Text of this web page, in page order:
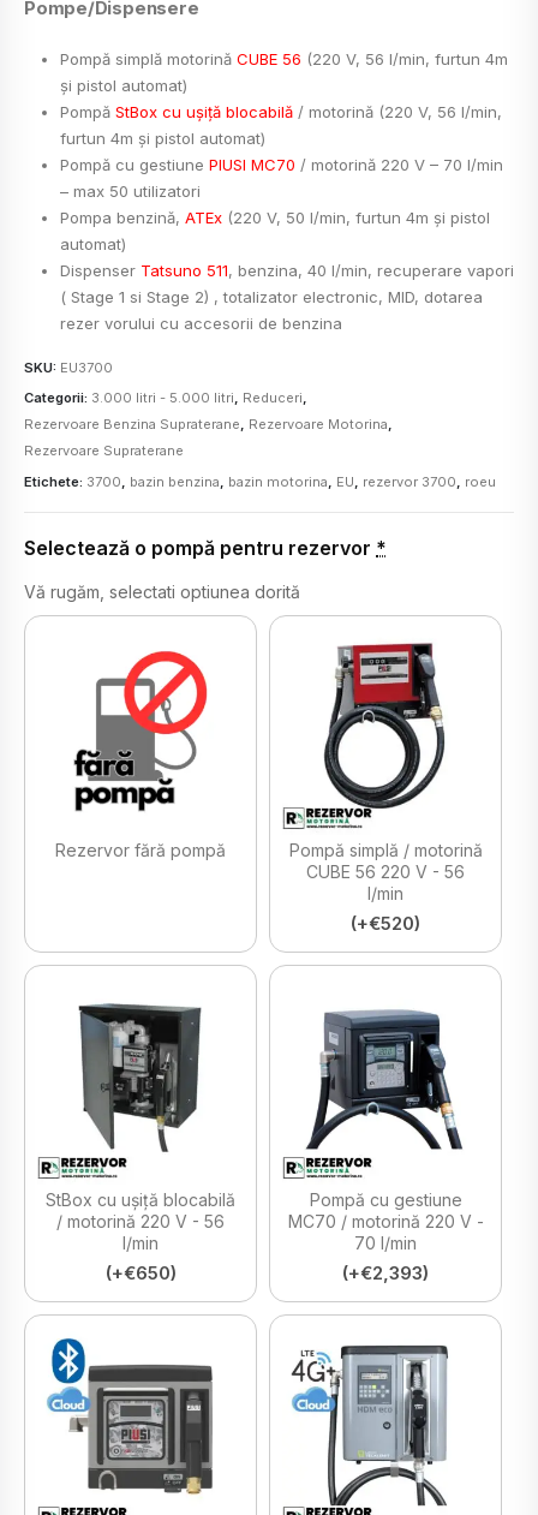
Pompe/Dispensere
Pompă simplă motorină CUBE 56 (220 V, 56 l/min, furtun 4m
şi pistol automat)
Pompă StBox cu ușiță blocabilă/ motorină (220 V, 56 l/min,
furtun 4m şi pistol automat)
Pompă cu gestiune PIUSI MC70 / motorină 220 V – 70 l/min
– max 50 utilizatori
Pompa benzină, ATEx(220 V, 50 l/min, furtun 4m şi pistol
automat)
Dispenser Tatsuno 511, benzina, 40 l/min, recuperare vapori
( Stage 1 si Stage 2) , totalizator electronic, MID, dotarea
rezer vorului cu accesorii de benzina
SKU: EU3700
Categorii: 3.000 litri - 5.000 litri, Reduceri,
Rezervoare Benzina Supraterane, Rezervoare Motorina,
Rezervoare Supraterane
Etichete: 3700, bazin benzina, bazin motorina, EU, rezervor 3700, roeu
Selectează o pompă pentru rezervor *
Vă rugăm, selectati optiunea dorită
Rezervor fără pompă
Pompă simplă / motorină
CUBE 56 220 V - 56
l/min
(+€520)
StBox cu ușiță blocabilă
/ motorină 220 V - 56
l/min
(+€650)
Pompă cu gestiune
MC70 / motorină 220 V -
70 l/min
(+€2,393)